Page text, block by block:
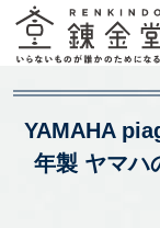
YAMAHA
年製 ヤマハ